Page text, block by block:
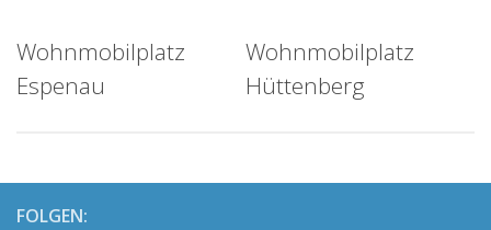
Wohnmobilplatz
Espenau
Wohnmobilplatz
Hüttenberg
FOLGEN: